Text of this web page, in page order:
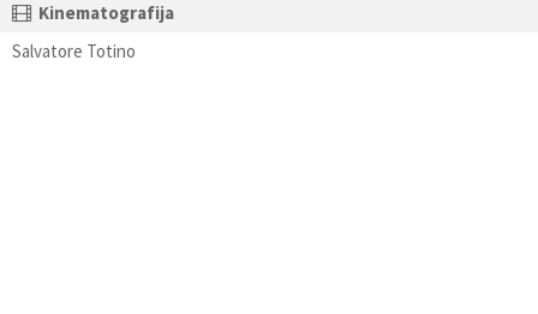
Kinematografija
Salvatore Totino